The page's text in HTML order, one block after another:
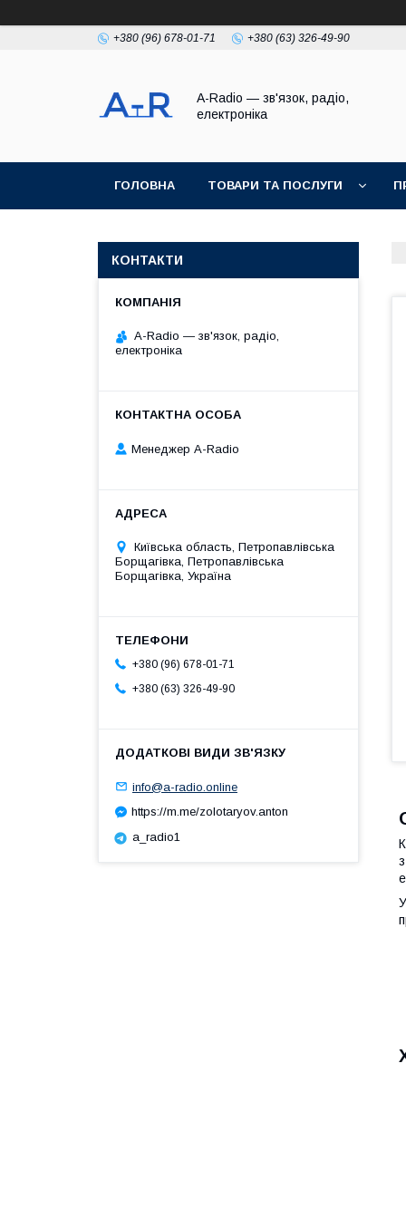
+380 (96) 678-01-71 +380 (63) 326-49-90
A-Radio — зв'язок, радіо,
електроніка
ГОЛОВНА ТОВАРИ ТА ПОСЛУГИ
КОНТАКТИ
A-Radio — зв'язок, радіо,
електроніка
Менеджер A-Radio
Київська область, Петропавлівська
Борщагівка, Петропавлівська
Борщагівка, Україна
+380 (96) 678-01-71
+380 (63) 326-49-90
info@a-radio.online
https://m.me/zolotaryov.anton
a_radio1